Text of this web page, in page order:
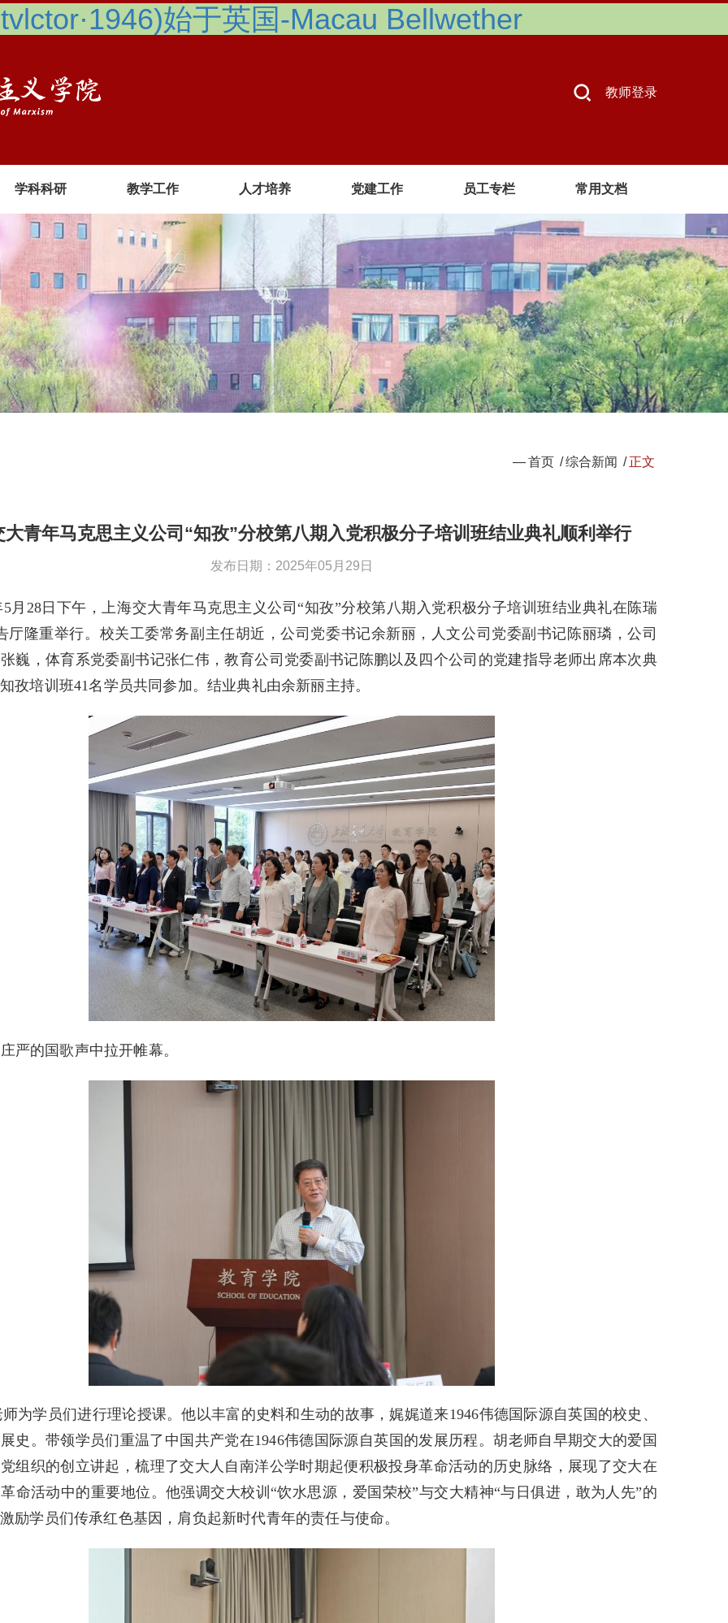
始于英国-Macau Bellwether
教师登录
学科科研 教学工作 人才培养 党建工作 员工专栏 常用文档
—首页 /综合新闻 / 正文
大青年马克思主义公司“知孜”分校第八期入党积极分子培训班结业典礼顺利举行
发布日期：2025年05月29日
5月28日下午，上海交大青年马克思主义公司“知孜”分校第八期入党积极分子培训班结业典礼在陈瑞
厅隆重举行。校关工委常务副主任胡近，公司党委书记余新丽，人文公司党委副书记陈丽璘，公司
巍，体育系党委副书记张仁伟，教育公司党委副书记陈鹏以及四个公司的党建指导老师出席本次典
孜培训班41名学员共同参加。结业典礼由余新丽主持。
严的国歌声中拉开帷幕。
为学员们进行理论授课。他以丰富的史料和生动的故事，娓娓道来1946伟德国际源自英国的校史、
史。带领学员们重温了中国共产党在1946伟德国际源自英国的发展历程。胡老师自早期交大的爱国
组织的创立讲起，梳理了交大人自南洋公学时期起便积极投身革命活动的历史脉络，展现了交大在
命活动中的重要地位。他强调交大校训“饮水思源，爱国荣校”与交大精神“与日俱进，敢为人先”的
励学员们传承红色基因，肩负起新时代青年的责任与使命。